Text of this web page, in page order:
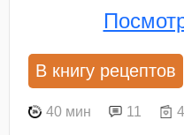
В книгу рецептов
40 мин 11